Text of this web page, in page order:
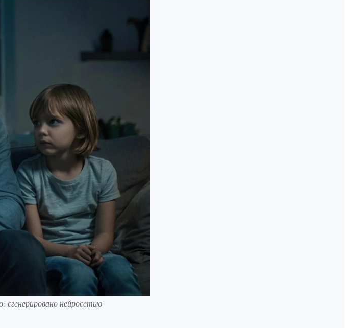
нейросетью